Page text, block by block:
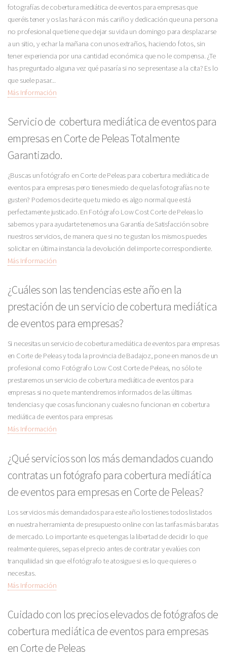
fotografías de cobertura mediática de eventos para empresas que
queréis tener y os las hará con más cariño y dedicación que una persona
no profesional que tiene que dejar su vida un domingo para desplazarse
a un sitio, y echar la mañana con unos extraños, haciendo fotos, sin
tener experiencia por una cantidad económica que no le compensa. ¿Te
has preguntado alguna vez qué pasaría si no se presentase a la cita? Es lo
que suele pasar...
Más Información
Servicio de cobertura mediática de eventos para
empresas en Corte de Peleas Totalmente
Garantizado.
¿Buscas un fotógrafo en Corte de Peleas para cobertura mediática de
eventos para empresas pero tienes miedo de que las fotografías no te
gusten? Podemos decirte que tu miedo es algo normal que está
perfectamente justicado. En Fotógrafo Low Cost Corte de Peleas lo
sabemos y para ayudarte tenemos una Garantía de Satisfacción sobre
nuestros servicios, de manera que si no te gustan los mismos puedes
solicitar en última instancia la devolución del importe correspondiente.
Más Información
¿Cuáles son las tendencias este año en la
prestación de un servicio de cobertura mediática
de eventos para empresas?
Si necesitas un servicio de cobertura mediática de eventos para empresas
en Corte de Peleas y toda la provincia de Badajoz, pone en manos de un
profesional como Fotógrafo Low Cost Corte de Peleas, no sólo te
prestaremos un servicio de cobertura mediática de eventos para
empresas si no que te mantendremos informados de las últimas
tendencias y que cosas funcionan y cuales no funcionan en cobertura
mediática de eventos para empresas
Más Información
¿Qué servicios son los más demandados cuando
contratas un fotógrafo para cobertura mediática
de eventos para empresas en Corte de Peleas?
Los servicios más demandados para este año los tienes todos listados
en nuestra herramienta de presupuesto online con las tarifas más baratas
de mercado. Lo importante es que tengas la libertad de decidir lo que
realmente quieres, sepas el precio antes de contratar y evalúes con
tranquiliidad sin que el fotógrafo te atosigue si es lo que quieres o
necesitas.
Más Información
Cuidado con los precios elevados de fotógrafos de
cobertura mediática de eventos para empresas
en Corte de Peleas